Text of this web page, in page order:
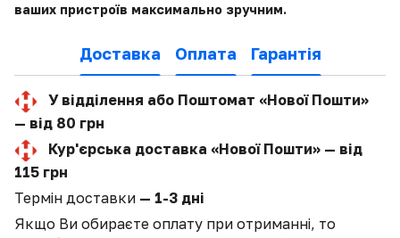
ваших пристроїв максимально зручним.
Доставка Оплата Гарантія
У відділення або Поштомат «Нової Пошти»
— від 80 грн
Кур'єрська доставка «Нової Пошти» — від
115 грн
Термін доставки — 1-3 дні
Якщо Ви обираєте оплату при отриманні, то